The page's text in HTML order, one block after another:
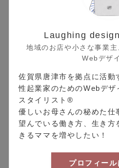
Laughing
地域のお店や小さな事業
Webデザ
佐賀県唐津市を拠点に活動
性起業家のためのWebデザ
スタイリスト®︎
優しいお母さんの秘めた仕
望んでいる働き方、生き方
きるママを増やしたい！
プロフィール